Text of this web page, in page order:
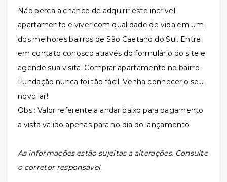
Não perca a chance de adquirir este incrível
apartamento e viver com qualidade de vida em um
dos melhores bairros de São Caetano do Sul. Entre
em contato conosco através do formulário do site e
agende sua visita. Comprar apartamento no bairro
Fundação nunca foi tão fácil. Venha conhecer o seu
novo lar!
Obs.: Valor referente a andar baixo para pagamento
a vista valido apenas para no dia do lançamento
As informações estão sujeitas a alterações. Consulte
o corretor responsável.